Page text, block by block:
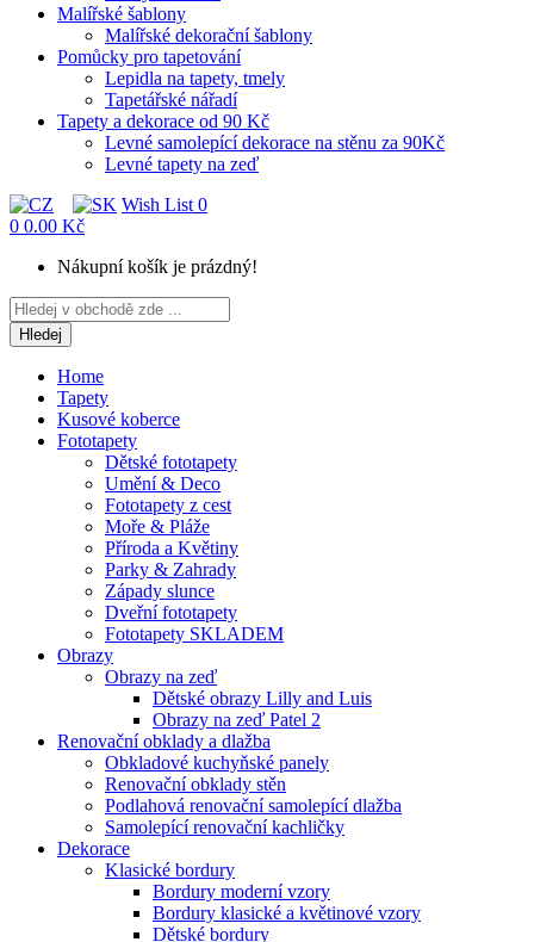
Malířské šablony
Malířské dekorační šablony
Pomůcky pro tapetování
Lepidla na tapety, tmely
Tapetářské nářadí
Tapety a dekorace od 90 Kč
Levné samolepící dekorace na stěnu za 90Kč
Levné tapety na zeď
Wish List 0
0 0.00 Kč
Nákupní košík je prázdný!
Hledej
Home
Tapety
Kusové koberce
Fototapety
Dětské fototapety
Umění & Deco
Fototapety z cest
Moře & Pláže
Příroda a Květiny
Parky & Zahrady
Západy slunce
Dveřní fototapety
Fototapety SKLADEM
Obrazy
Obrazy na zeď
Dětské obrazy Lilly and Luis
Obrazy na zeď Patel 2
Renovační obklady a dlažba
Obkladové kuchyňské panely
Renovační obklady stěn
Podlahová renovační samolepící dlažba
Samolepící renovační kachličky
Dekorace
Klasické bordury
Bordury moderní vzory
Bordury klasické a květinové vzory
Dětské bordury